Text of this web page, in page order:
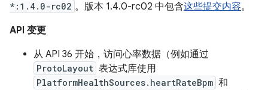
*:1.4.0-rc02 。版本 1.4.0-rc02 中包含这些提交内容。
API 变更
从 API 36 开始，访问心率数据（例如通过
ProtoLayout 表达式库使用
PlatformHealthSources.heartRateBpm 和